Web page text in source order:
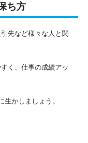
ち方
先など様々な人と関
く、仕事の成績アッ
かしましょう。